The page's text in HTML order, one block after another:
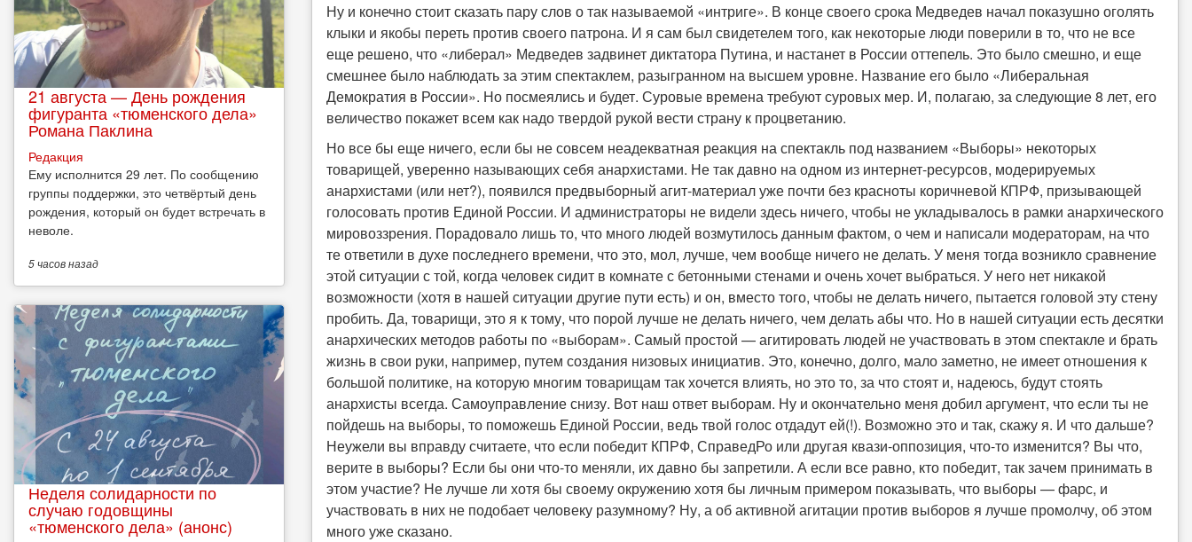
Ну и конечно стоит сказать пару слов о так называемой «интриге». В конце своего срока Медведев начал показушно оголять
клыки и якобы переть против своего патрона. И я сам был свидетелем того, как некоторые люди поверили в то, что не все
еще решено, что «либерал» Медведев задвинет диктатора Путина, и настанет в России оттепель. Это было смешно, и еще
смешнее было наблюдать за этим спектаклем, разыгранном на высшем уровне. Название его было «Либеральная
Демократия в России». Но посмеялись и будет. Суровые времена требуют суровых мер. И, полагаю, за следующие 8 лет, его
величество покажет всем как надо твердой рукой вести страну к процветанию.
Но все бы еще ничего, если бы не совсем неадекватная реакция на спектакль под названием «Выборы» некоторых
товарищей, уверенно называющих себя анархистами. Не так давно на одном из интернет-ресурсов, модерируемых
анархистами (или нет?), появился предвыборный агит-материал уже почти без красноты коричневой КПРФ, призывающей
голосовать против Единой России. И администраторы не видели здесь ничего, чтобы не укладывалось в рамки анархического
мировоззрения. Порадовало лишь то, что много людей возмутилось данным фактом, о чем и написали модераторам, на что
те ответили в духе последнего времени, что это, мол, лучше, чем вообще ничего не делать. У меня тогда возникло сравнение
этой ситуации с той, когда человек сидит в комнате с бетонными стенами и очень хочет выбраться. У него нет никакой
возможности (хотя в нашей ситуации другие пути есть) и он, вместо того, чтобы не делать ничего, пытается головой эту стену
пробить. Да, товарищи, это я к тому, что порой лучше не делать ничего, чем делать абы что. Но в нашей ситуации есть десятки
анархических методов работы по «выборам». Самый простой — агитировать людей не участвовать в этом спектакле и брать
жизнь в свои руки, например, путем создания низовых инициатив. Это, конечно, долго, мало заметно, не имеет отношения к
большой политике, на которую многим товарищам так хочется влиять, но это то, за что стоят и, надеюсь, будут стоять
анархисты всегда. Самоуправление снизу. Вот наш ответ выборам. Ну и окончательно меня добил аргумент, что если ты не
пойдешь на выборы, то поможешь Единой России, ведь твой голос отдадут ей(!). Возможно это и так, скажу я. И что дальше?
Неужели вы вправду считаете, что если победит КПРФ, СправедРо или другая квази-оппозиция, что-то изменится? Вы что,
верите в выборы? Если бы они что-то меняли, их давно бы запретили. А если все равно, кто победит, так зачем принимать в
этом участие? Не лучше ли хотя бы своему окружению хотя бы личным примером показывать, что выборы — фарс, и
участвовать в них не подобает человеку разумному? Ну, а об активной агитации против выборов я лучше промолчу, об этом
много уже сказано.
21 августа — День рождения
фигуранта «тюменского дела»
Романа Паклина
Редакция
Ему исполнится 29 лет. По сообщению
группы поддержки, это четвёртый день
рождения, который он будет встречать в
неволе.
5 часовназад
Неделя солидарности по
случаю годовщины
«тюменского дела» (анонс)